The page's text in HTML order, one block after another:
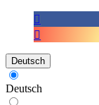
Deutsch
Deutsch